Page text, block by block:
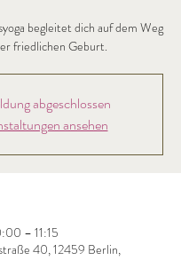
begleitet dich auf dem Weg
friedlichen Geburt.
abgeschlossen
ansehen
– 11:15
40, 12459 Berlin,